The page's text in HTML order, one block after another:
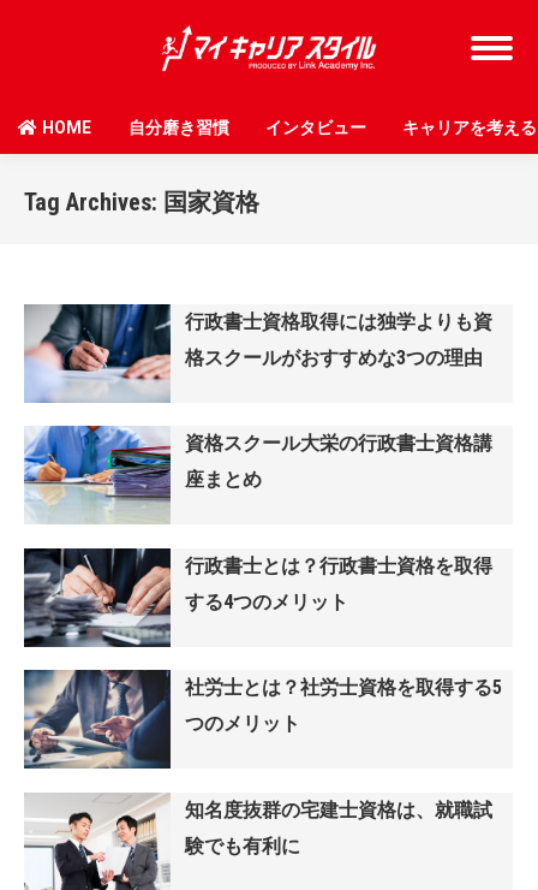
HOME 自分磨き習慣 インタビュー キャリアを考える
Tag Archives: 国家資格
行政書士資格取得には独学よりも資
格スクールがおすすめな3つの理由
資格スクール大栄の行政書士資格講
座まとめ
行政書士とは？行政書士資格を取得
する4つのメリット
社労士とは？社労士資格を取得する5
つのメリット
知名度抜群の宅建士資格は、就職試
験でも有利に